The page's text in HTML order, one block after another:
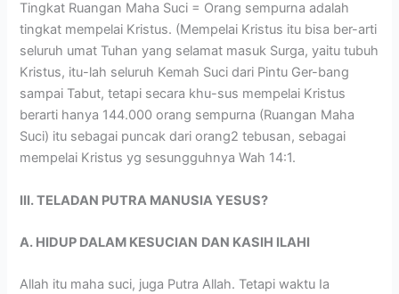
Tingkat Ruangan Maha Suci = Orang sempurna adalah
tingkat mempelai Kristus. (Mempelai Kristus itu bisa ber-arti
seluruh umat Tuhan yang selamat masuk Surga, yaitu tubuh
Kristus, itu-lah seluruh Kemah Suci dari Pintu Ger-bang
sampai Tabut, tetapi secara khu-sus mempelai Kristus
berarti hanya 144.000 orang sempurna (Ruangan Maha
Suci) itu sebagai puncak dari orang2 tebusan, sebagai
mempelai Kristus yg sesungguhnya Wah 14:1.
III. TELADAN PUTRA MANUSIA YESUS?
A. HIDUP DALAM KESUCIAN DAN KASIH ILAHI
Allah itu maha suci, juga Putra Allah. Tetapi waktu Ia